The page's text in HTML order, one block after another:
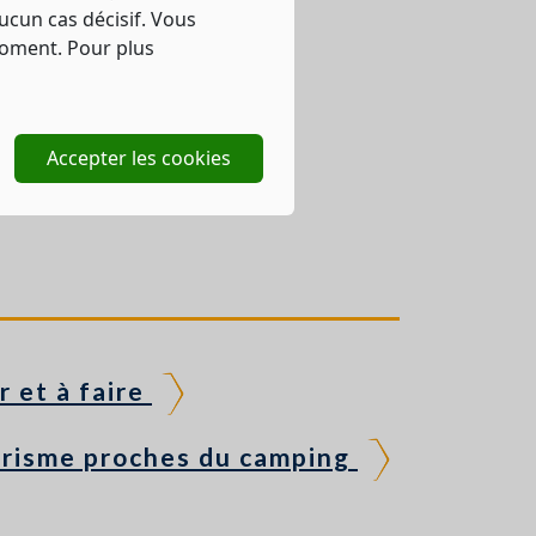
cas décisif. Vous
Pour plus
Accepter les cookies
et à faire
proches du camping